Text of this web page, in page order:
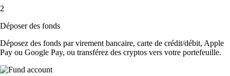
2
Déposer des fonds
Déposez des fonds par virement bancaire, carte de crédit/débit, Apple
Pay ou Google Pay, ou transférez des cryptos vers votre portefeuille.